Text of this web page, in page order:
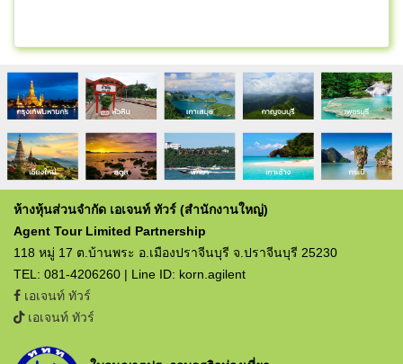
ห้างหุ้นส่วนจำกัด เอเจนท์ ทัวร์ (สำนักงานใหญ่)
Agent Tour Limited Partnership
118 หมู่ 17 ต.บ้านพระ อ.เมืองปราจีนบุรี จ.ปราจีนบุรี 25230
TEL: 081-4206260 | Line ID: korn.agilent
เอเจนท์ ทัวร์
เอเจนท์ ทัวร์